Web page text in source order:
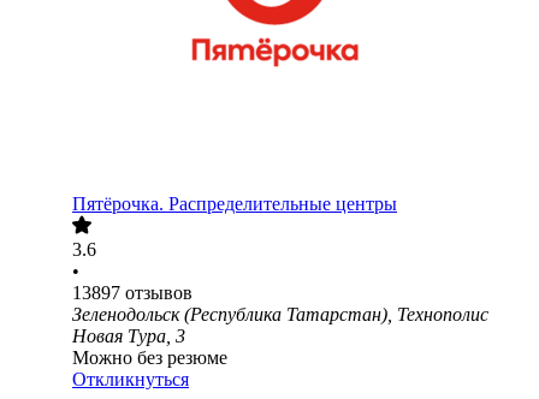
Пятёрочка. Распределительные центры
3.6
•
13897 отзывов
Зеленодольск (Республика Татарстан), Технополис
Новая Тура, 3
Можно без резюме
Откликнуться